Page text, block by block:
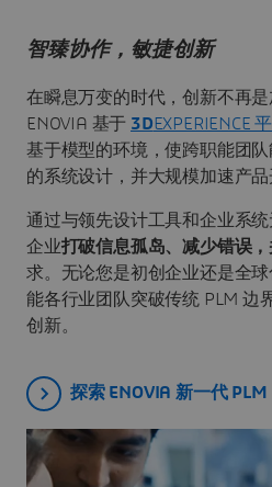
智臻协作，敏捷创新
在瞬息万变的时代，创新不再是
ENOVIA 基于 3DEXPERIENCE
基于模型的环境，使跨职能团
的系统设计，并大规模加速产品
通过与领先设计工具和企业系
企业打破信息孤岛、减少错误
求。无论您是初创企业还是全
能各行业团队突破传统 PLM 边
创新。
探索 ENOVIA 新一代 PLM